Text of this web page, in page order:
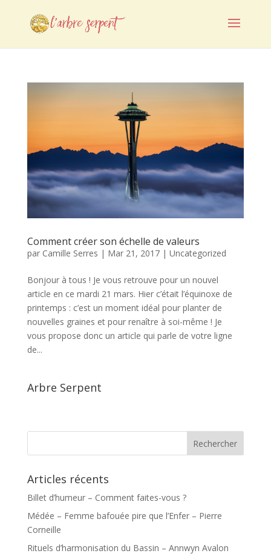
Comment créer son échelle de valeurs
par Camille Serres | Mar 21, 2017| Uncategorized
Bonjour à tous ! Je vous retrouve pour un nouvel
article en ce mardi 21 mars. Hier c’était l’équinoxe de
printemps : c’est un moment idéal pour planter de
nouvelles graines et pour renaître à soi-même ! Je
vous propose donc un article qui parle de votre ligne
de...
Arbre Serpent
Articles récents
Billet d’humeur – Comment faites-vous ?
Médée – Femme bafouée pire que l’Enfer – Pierre
Corneille
Rituels d’harmonisation du Bassin – Annwyn Avalon